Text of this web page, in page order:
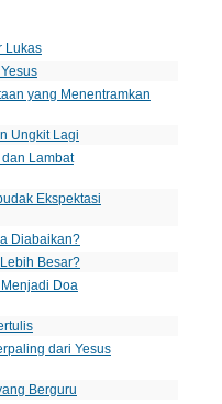
Lukas
yang Menentramkan
Ungkit Lagi
Lambat
Ekspektasi
Diabaikan?
Besar?
Doa
dari Yesus
Berguru